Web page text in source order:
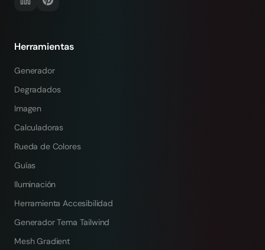
Herramientas
Generador
Degradados
Imagen
Calculadoras
Rueda de Colores
Guías
Iluminación
Herramienta Accesibilidad
Generador Tema Tailwind
Mesh Gradient